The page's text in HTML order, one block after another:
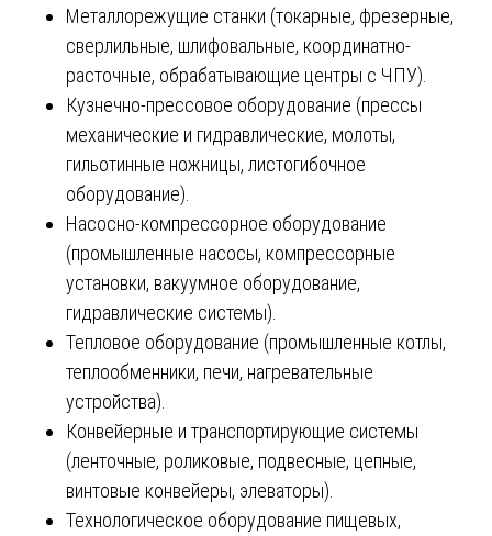
Металлорежущие станки (токарные, фрезерные,
сверлильные, шлифовальные, координатно-
расточные, обрабатывающие центры с ЧПУ).
Кузнечно-прессовое оборудование (прессы
механические и гидравлические, молоты,
гильотинные ножницы, листогибочное
оборудование).
Насосно-компрессорное оборудование
(промышленные насосы, компрессорные
установки, вакуумное оборудование,
гидравлические системы).
Тепловое оборудование (промышленные котлы,
теплообменники, печи, нагревательные
устройства).
Конвейерные и транспортирующие системы
(ленточные, роликовые, подвесные, цепные,
винтовые конвейеры, элеваторы).
Технологическое оборудование пищевых,